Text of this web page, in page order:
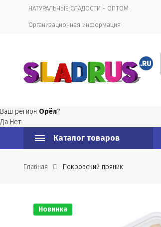
НАТУРАЛЬНЫЕ СЛАДОСТИ - ОПТОМ
Организационная информация
Ваш регион Орёл?
Да Нет
Каталог товаров
Главная Покровский пряник
Новинка